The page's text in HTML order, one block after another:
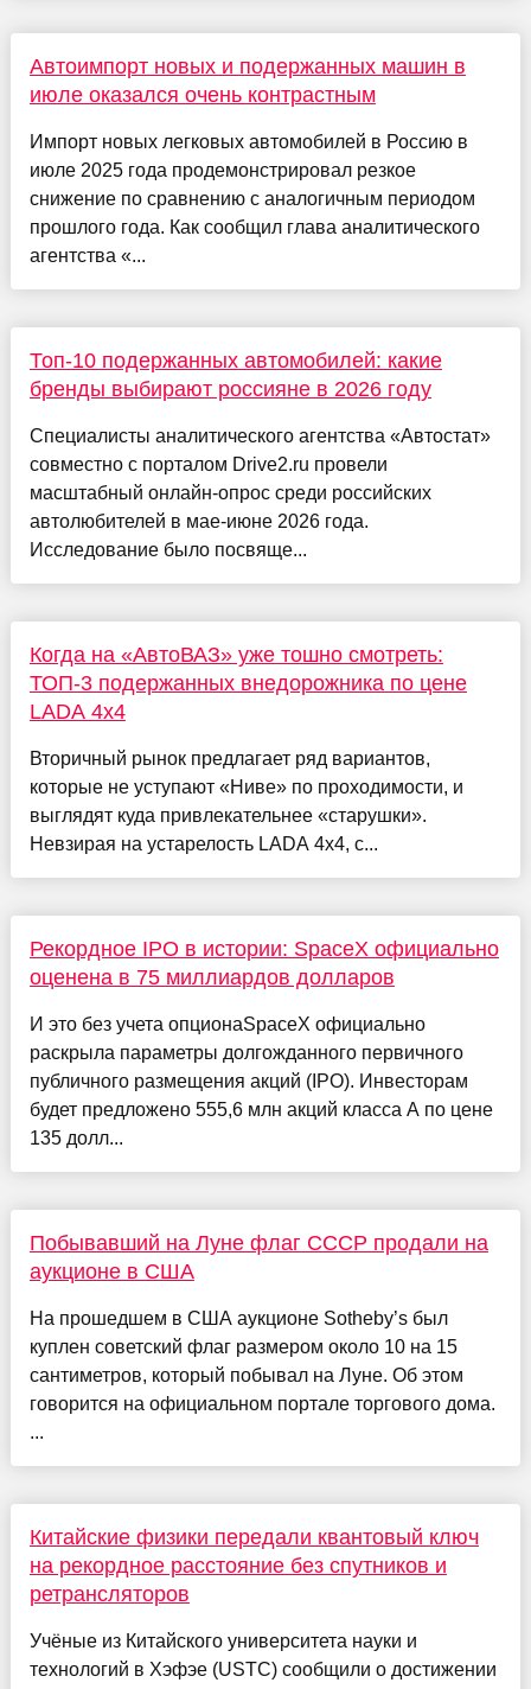
Автоимпорт новых и подержанных машин в
июле оказался очень контрастным
Импорт новых легковых автомобилей в Россию в
июле 2025 года продемонстрировал резкое
снижение по сравнению с аналогичным периодом
прошлого года. Как сообщил глава аналитического
агентства «...
Топ-10 подержанных автомобилей: какие
бренды выбирают россияне в 2026 году
Специалисты аналитического агентства «Автостат»
совместно с порталом Drive2.ru провели
масштабный онлайн-опрос среди российских
автолюбителей в мае-июне 2026 года.
Исследование было посвяще...
Когда на «АвтоВАЗ» уже тошно смотреть:
ТОП-3 подержанных внедорожника по цене
LADA 4x4
Вторичный рынок предлагает ряд вариантов,
которые не уступают «Ниве» по проходимости, и
выглядят куда привлекательнее «старушки».
Невзирая на устарелость LADA 4x4, с...
Рекордное IPO в истории: SpaceX официально
оценена в 75 миллиардов долларов
И это без учета опционаSpaceX официально
раскрыла параметры долгожданного первичного
публичного размещения акций (IPO). Инвесторам
будет предложено 555,6 млн акций класса A по цене
135 долл...
Побывавший на Луне флаг СССР продали на
аукционе в США
На прошедшем в США аукционе Sotheby’s был
куплен советский флаг размером около 10 на 15
сантиметров, который побывал на Луне. Об этом
говорится на официальном портале торгового дома.
...
Китайские физики передали квантовый ключ
на рекордное расстояние без спутников и
ретрансляторов
Учёные из Китайского университета науки и
технологий в Хэфэе (USTC) сообщили о достижении